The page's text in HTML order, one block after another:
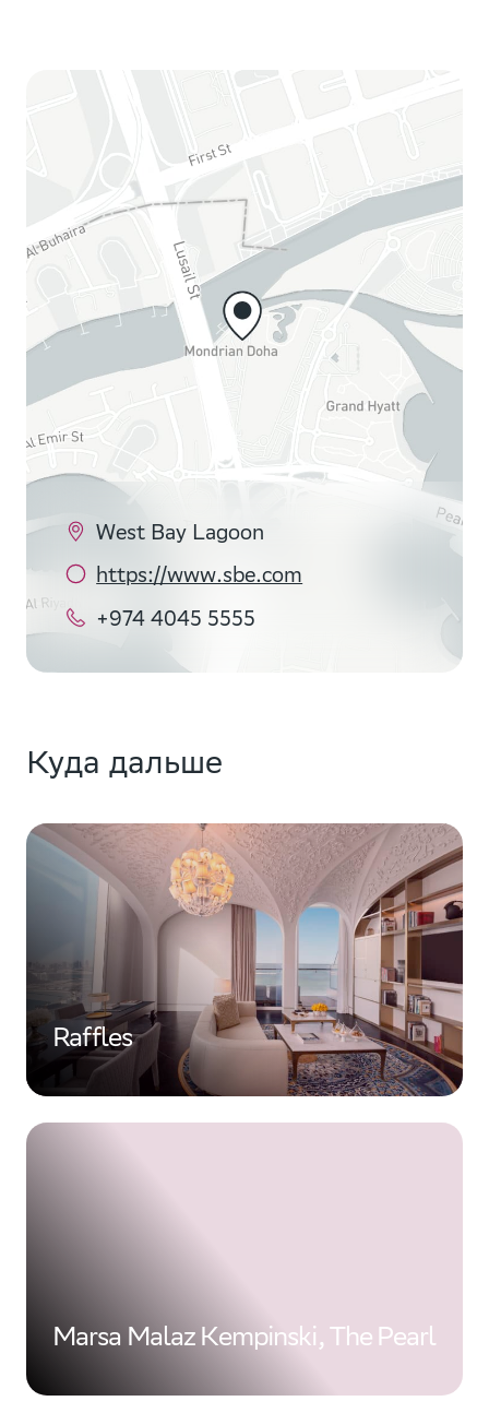
West Bay Lagoon
https://www.sbe.com
+974 4045 5555
Куда дальше
Raffles
Marsa Malaz Kempinski, The Pearl